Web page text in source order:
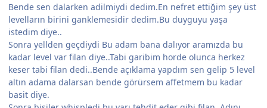
Bende sen dalarken adilmiydi dedim.En nefret ettiğim şey üst
levelların birini ganklemesidir dedim.Bu duyguyu yaşa
istedim diye..
Sonra yellden geçdiydi Bu adam bana dalıyor aramızda bu
kadar level var filan diye..Tabi garibim horde olunca herkez
keser tabi filan dedi..Bende açıklama yapdım sen gelip 5 level
altın adama dalarsan bende görürsem affetmem bu kadar
basit diye.